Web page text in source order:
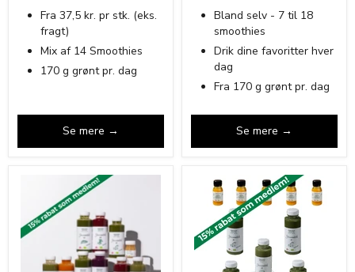
Fra 37,5 kr. pr stk. (eks.
fragt)
Mix af 14 Smoothies
170 g grønt pr. dag
Se mere →
Bland selv - 7 til 18
smoothies
Drik dine favoritter hver
dag
Fra 170 g grønt pr. dag
Se mere →